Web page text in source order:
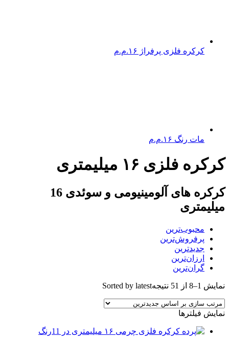
کرکره فلزی پرفراژ ۱۶.م.م
مات رنگ ۱۶.م.م
کرکره فلزی ۱۶ میلیمتری
کرکره های آلومینیومی و سوئدی 16
میلیمتری
محبوب‌ترین
پرفروش‌ترین
جدیدترین
ارزان‌ترین
گران‌ترین
نمایش 1–8 از 51 نتیجه Sorted by latest
نمایش فیلترها